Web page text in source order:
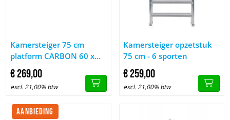
Afbeelding Kamersteiger 75 cm platform CARBON 60 x 190
Kamersteiger 75 cm
platform CARBON 60 x
190 cm met luik
€269,00
excl. 21,00% btw
Afbeelding Kamersteiger
Kamersteiger opzetstuk
75 cm - 6 sporten
€259,00
excl. 21,00% btw
AANBIEDING